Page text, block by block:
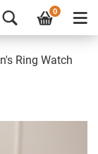
0
Ring Watch